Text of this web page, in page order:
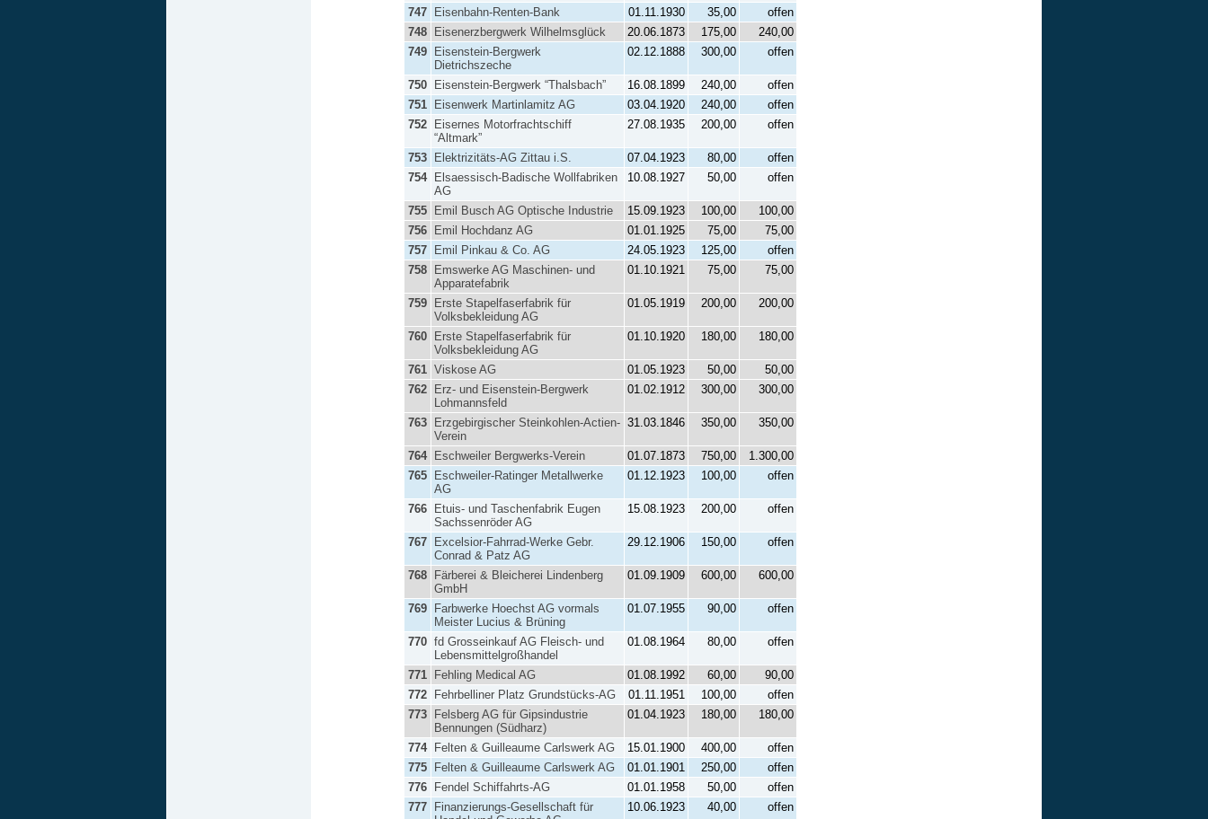
747 Eisenbahn-Renten-Bank 01.11.1930 35,00
offen
748
Eisenerzbergwerk Wilhelmsglück 20.06.1873 175,00
240,00
749
Eisenstein-Bergwerk
Dietrichszeche
02.12.1888 300,00 offen
750 Eisenstein-Bergwerk “Thalsbach” 16.08.1899 240,00
offen
751
Eisenwerk Martinlamitz AG 03.04.1920 240,00
offen
752
Eisernes Motorfrachtschiff
“Altmark”
27.08.1935 200,00 offen
753 Elektrizitäts-AG Zittau i.S. 07.04.1923 80,00
offen
754
Elsaessisch-Badische Wollfabriken
AG
10.08.1927 50,00 offen
755 Emil Busch AG Optische Industrie 15.09.1923 100,00
100,00
756
Emil Hochdanz AG 01.01.1925 75,00
75,00
757
Emil Pinkau & Co. AG 24.05.1923 125,00
offen
758
Emswerke AG Maschinen- und
Apparatefabrik
01.10.1921 75,00 75,00
759
Erste Stapelfaserfabrik für
Volksbekleidung AG
01.05.1919 200,00 200,00
760
Erste Stapelfaserfabrik für
Volksbekleidung AG
01.10.1920 180,00 180,00
761 Viskose AG 01.05.1923 50,00
50,00
762
Erz- und Eisenstein-Bergwerk
Lohmannsfeld
01.02.1912 300,00 300,00
763
Erzgebirgischer Steinkohlen-Actien-
Verein
31.03.1846 350,00 350,00
764 Eschweiler Bergwerks-Verein 01.07.1873 750,00
1.300,00
765
Eschweiler-Ratinger Metallwerke
AG
01.12.1923 100,00 offen
766
Etuis- und Taschenfabrik Eugen
Sachssenröder AG
15.08.1923 200,00 offen
767
Excelsior-Fahrrad-Werke Gebr.
Conrad & Patz AG
29.12.1906 150,00 offen
768
Färberei & Bleicherei Lindenberg
GmbH
01.09.1909 600,00 600,00
769
Farbwerke Hoechst AG vormals
Meister Lucius & Brüning
01.07.1955 90,00 offen
770 fd Grosseinkauf AG Fleisch- und
Lebensmittelgroßhandel
01.08.1964 80,00 offen
771 Fehling Medical AG 01.08.1992 60,00
90,00
772
Fehrbelliner Platz Grundstücks-AG 01.11.1951 100,00
offen
773
Felsberg AG für Gipsindustrie
Bennungen (Südharz)
01.04.1923 180,00 180,00
774 Felten & Guilleaume Carlswerk AG 15.01.1900 400,00
offen
775
Felten & Guilleaume Carlswerk AG 01.01.1901 250,00
offen
776
Fendel Schiffahrts-AG 01.01.1958 50,00
offen
777
Finanzierungs-Gesellschaft für
10.06.1923 40,00 offen